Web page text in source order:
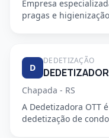
Empresa
pragas e
D
DEDETIZAÇÃO
Chapada - RS
A Dedetizadora OTT
dedetização de